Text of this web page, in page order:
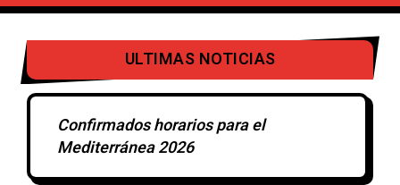
ULTIMAS NOTICIAS
Confirmados horarios para el
Mediterránea 2026